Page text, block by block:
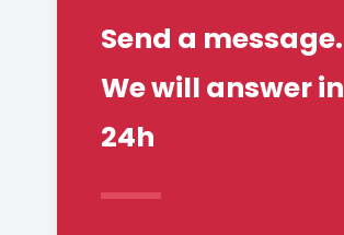
Send a message.
We will answer in
24h